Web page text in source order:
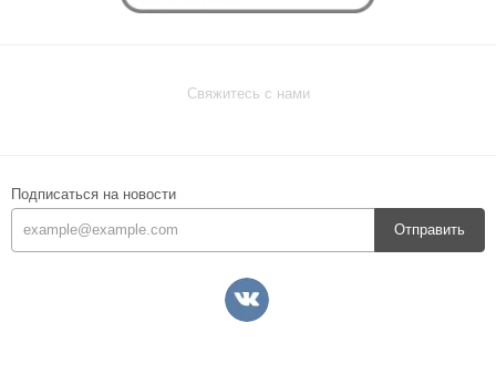
Свяжитесь с нами
Подписаться на новости
Отправить